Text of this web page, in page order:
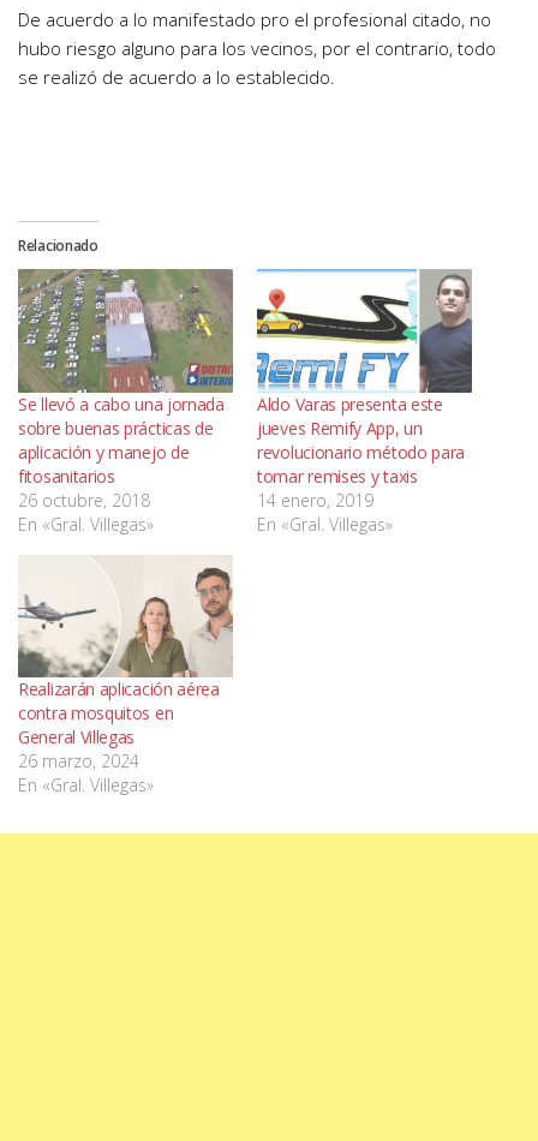
De acuerdo a lo manifestado pro el profesional citado, no
hubo riesgo alguno para los vecinos, por el contrario, todo
se realizó de acuerdo a lo establecido.
Relacionado
Se llevó a cabo una jornada
sobre buenas prácticas de
aplicación y manejo de
fitosanitarios
26 octubre, 2018
En «Gral. Villegas»
Aldo Varas presenta este
jueves Remify App, un
revolucionario método para
tomar remises y taxis
14 enero, 2019
En «Gral. Villegas»
Realizarán aplicación aérea
contra mosquitos en
General Villegas
26 marzo, 2024
En «Gral. Villegas»